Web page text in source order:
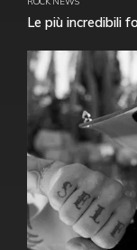
Le più incredibili